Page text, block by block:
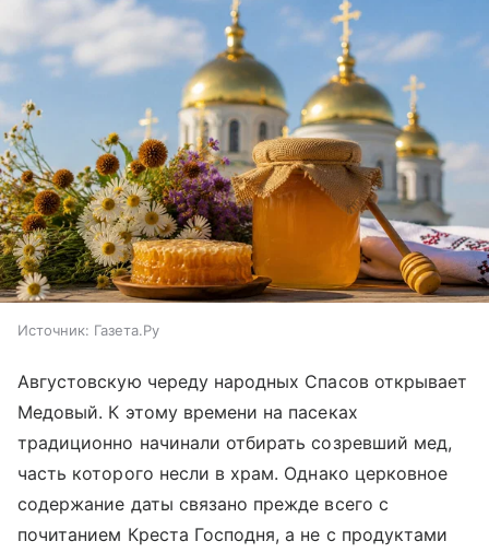
Источник: Газета.Ру
Августовскую череду народных Спасов открывает
Медовый. К этому времени на пасеках
традиционно начинали отбирать созревший мед,
часть которого несли в храм. Однако церковное
содержание даты связано прежде всего с
почитанием Креста Господня, а не с продуктами